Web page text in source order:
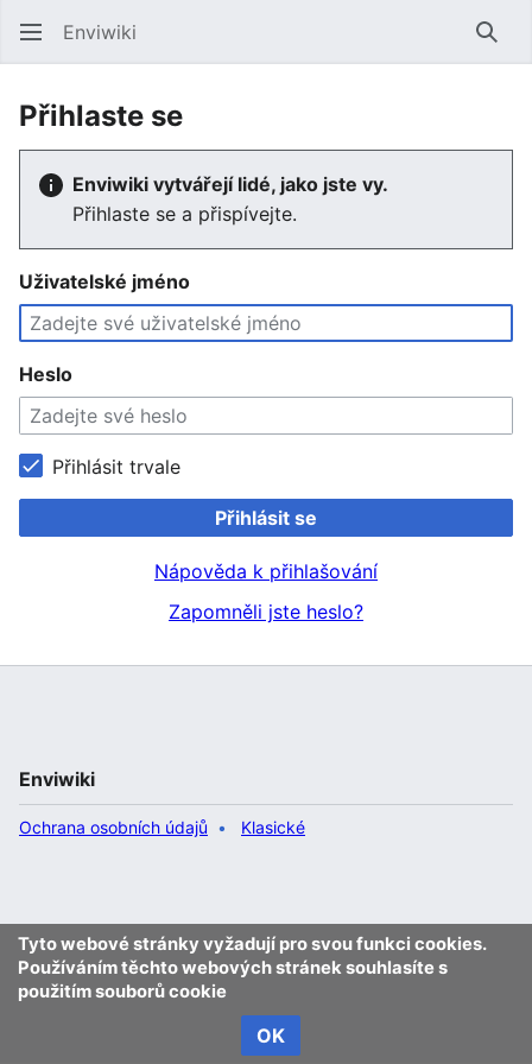
Enviwiki
Přihlaste se
Enviwiki vytvářejí lidé, jako jste vy.
Přihlaste se a přispívejte.
Uživatelské jméno
Heslo
Přihlásit trvale
Přihlásit se
Nápověda k přihlašování
Zapomněli jste heslo?
Tyto webové stránky vyžadují pro svou funkci cookies.
Používáním těchto webových stránek souhlasíte s
použitím souborů cookie
OK
Enviwiki
Ochrana osobních údajů Klasické